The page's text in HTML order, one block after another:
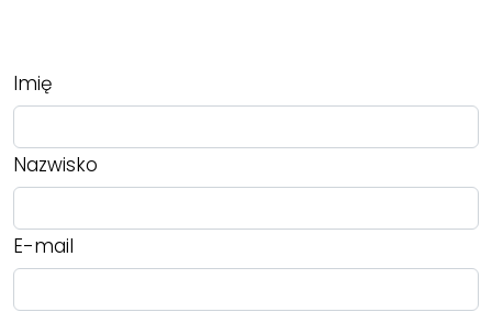
Imię
Nazwisko
E-mail